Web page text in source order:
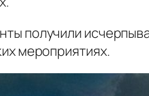
получили
мероприятиях.